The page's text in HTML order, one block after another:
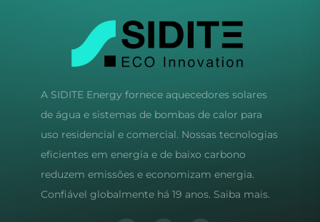
A SIDITE Energy fornece aquecedores solares
de água e sistemas de bombas de calor para
uso residencial e comercial. Nossas tecnologias
eficientes em energia e de baixo carbono
reduzem emissões e economizam energia.
Confiável globalmente há 19 anos. Saiba mais.